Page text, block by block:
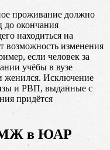
проживание должно
до окончания
находиться на
возможность изменения
если человек за
учёбы в вузе
женился. Исключение
и РВП, выданные с
придётся
в ЮАР